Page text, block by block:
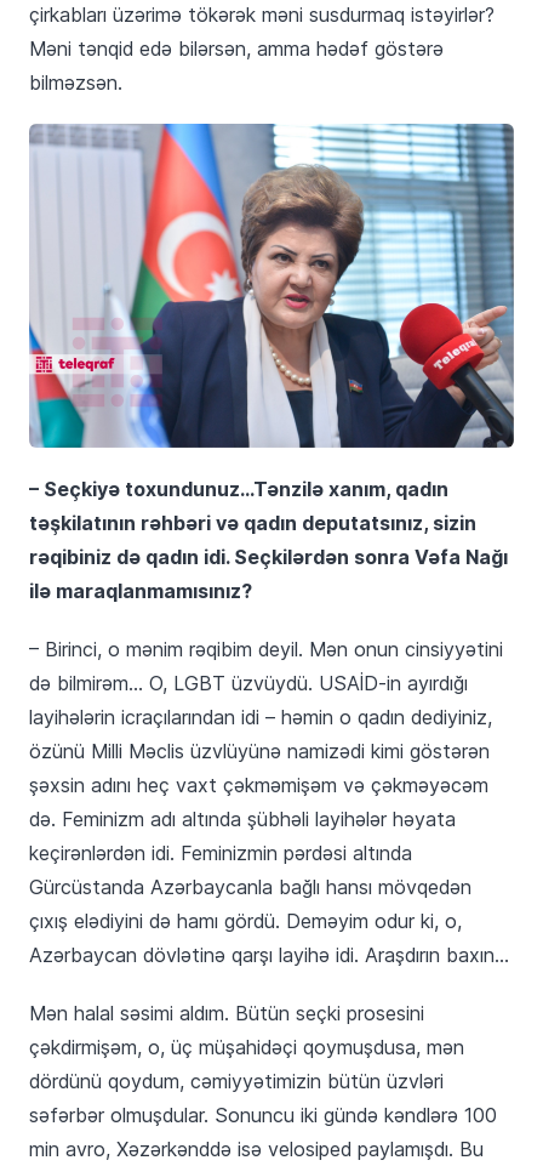
çirkabları üzərimə tökərək məni susdurmaq istəyirlər?
Məni tənqid edə bilərsən, amma hədəf göstərə
bilməzsən.
– Seçkiyə toxundunuz…Tənzilə xanım, qadın
təşkilatının rəhbəri və qadın deputatsınız, sizin
rəqibiniz də qadın idi. Seçkilərdən sonra Vəfa Nağı
ilə maraqlanmamısınız?
– Birinci, o mənim rəqibim deyil. Mən onun cinsiyyətini
də bilmirəm… O, LGBT üzvüydü. USAİD-in ayırdığı
layihələrin icraçılarından idi – həmin o qadın dediyiniz,
özünü Milli Məclis üzvlüyünə namizədi kimi göstərən
şəxsin adını heç vaxt çəkməmişəm və çəkməyəcəm
də. Feminizm adı altında şübhəli layihələr həyata
keçirənlərdən idi. Feminizmin pərdəsi altında
Gürcüstanda Azərbaycanla bağlı hansı mövqedən
çıxış elədiyini də hamı gördü. Deməyim odur ki, o,
Azərbaycan dövlətinə qarşı layihə idi. Araşdırın baxın…
Mən halal səsimi aldım. Bütün seçki prosesini
çəkdirmişəm, o, üç müşahidəçi qoymuşdusa, mən
dördünü qoydum, cəmiyyətimizin bütün üzvləri
səfərbər olmuşdular. Sonuncu iki gündə kəndlərə 100
min avro, Xəzərkənddə isə velosiped paylamışdı. Bu